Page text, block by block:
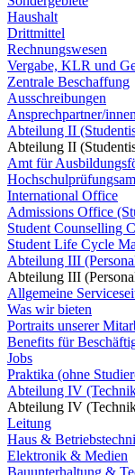
Haushalt
Drittmittel
Rechnungswesen
Vergabe, KLR und
Zentrale Beschaffung
Ausschreibungen
Ansprechpartner/innen
Abteilung II
Abteilung II
Amt für
International Office
Admissions Office
Student Counselling
Student Life Cycle
Abteilung III
Abteilung III
Allgemeine
Was wir bieten
Portraits unserer
Benefits für
Jobs
Praktika (ohne
Abteilung IV
Abteilung IV
Leitung
Haus &
Elektronik & Medien
Bauunterhaltung &